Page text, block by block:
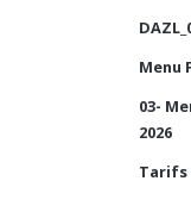
Menu
03-
2026
Tarifs